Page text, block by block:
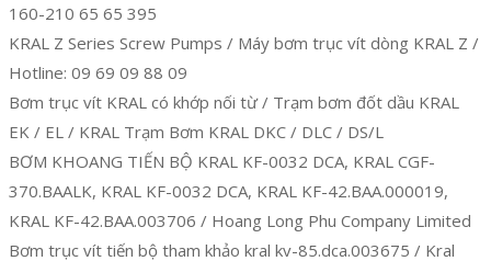
160-210 65 65 395
KRAL Z Series Screw Pumps / Máy bơm trục vít dòng KRAL Z /
Hotline: 09 69 09 88 09
Bơm trục vít KRAL có khớp nối từ / Trạm bơm đốt dầu KRAL
EK / EL / KRAL Trạm Bơm KRAL DKC / DLC / DS/L
BƠM KHOANG TIẾN BỘ KRAL KF-0032 DCA, KRAL CGF-
370.BAALK, KRAL KF-0032 DCA, KRAL KF-42.BAA.000019,
KRAL KF-42.BAA.003706 / Hoang Long Phu Company Limited
Bơm trục vít tiến bộ tham khảo kral kv-85.dca.003675 / Kral